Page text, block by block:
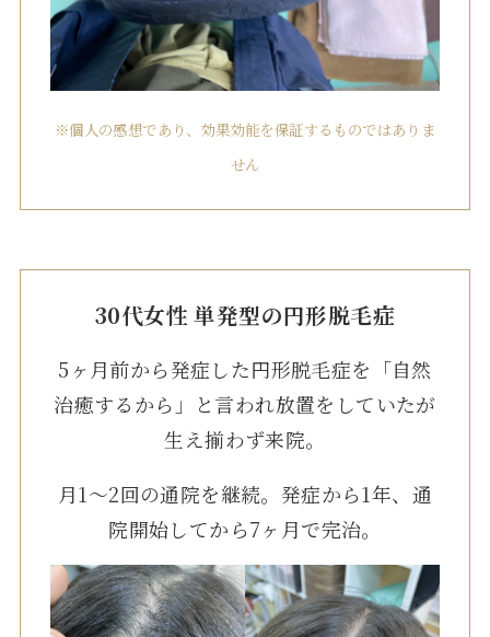
※個人の感想であり、効果効能を保証するものではありま
せん
30代女性 単発型の円形脱毛症
5ヶ月前から発症した円形脱毛症を「自然
治癒するから」と言われ放置をしていたが
生え揃わず来院。
月1〜2回の通院を継続。発症から1年、通
院開始してから7ヶ月で完治。